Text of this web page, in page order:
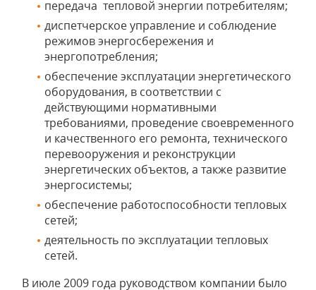
передача тепловой энергии потребителям;
диспетчерское управление и соблюдение
режимов энергосбережения и
энергопотребления;
обеспечение эксплуатации энергетического
оборудования, в соответствии с
действующими нормативными
требованиями, проведение своевременного
и качественного его ремонта, технического
перевооружения и реконструкции
энергетических объектов, а также развитие
энергосистемы;
обеспечение работоспособности тепловых
сетей;
деятельность по эксплуатации тепловых
сетей.
В июле 2009 года руководством компании было